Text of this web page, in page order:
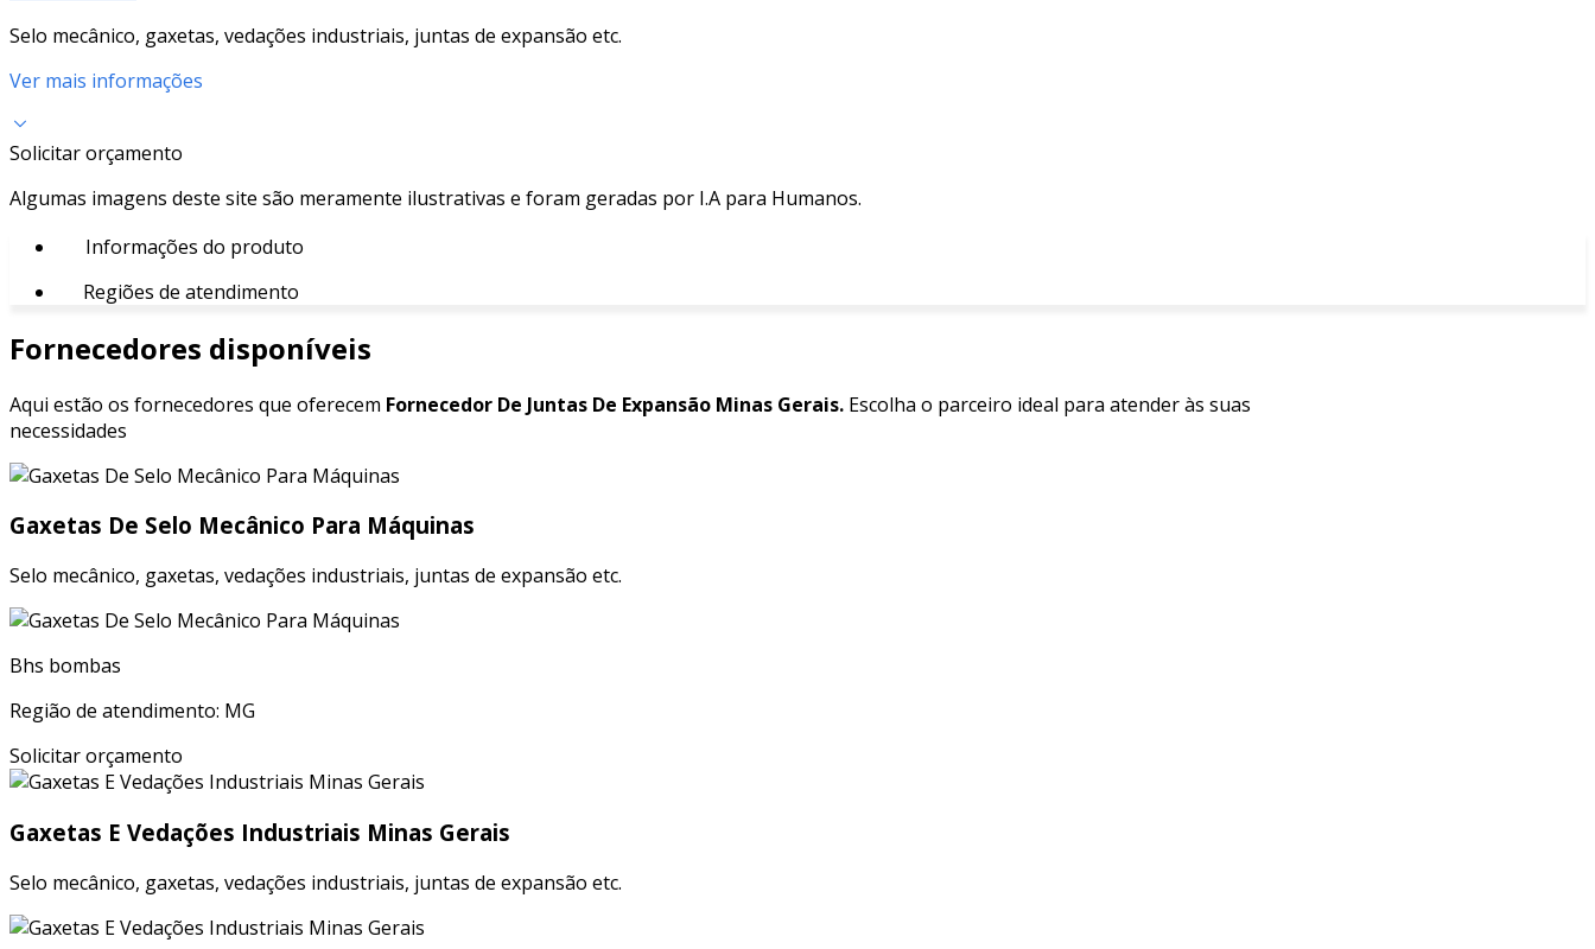
Selo mecânico, gaxetas, vedações industriais, juntas de expansão etc.
Ver mais informações
Solicitar orçamento
Algumas imagens deste site são meramente ilustrativas e foram geradas por I.A para Humanos.
Informações do produto
Regiões de atendimento
Fornecedores disponíveis
Aqui estão os fornecedores que oferecem Fornecedor De Juntas De Expansão Minas Gerais. Escolha o parceiro ideal para atender às suas
necessidades
Gaxetas De Selo Mecânico Para Máquinas
Selo mecânico, gaxetas, vedações industriais, juntas de expansão etc.
Bhs bombas
Região de atendimento: MG
Solicitar orçamento
Gaxetas E Vedações Industriais Minas Gerais
Selo mecânico, gaxetas, vedações industriais, juntas de expansão etc.